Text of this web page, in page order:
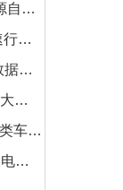
三一夺冠！重汽/福田翻倍涨！前7月新能源自卸车大增106%！
安凯新能源客车半年暴涨205%！为何增速行业第一？
新能源轻卡市场下半年哪里“火”？交强险数据揭秘机会
招标“热潮”来了？409批新能源轻卡专用车大批量上新！
新能源重卡市场洗牌 增量不在牵引车！这类车增速破100%
续航490公里！江淮172度电轻卡杀到，大电量时代来了？